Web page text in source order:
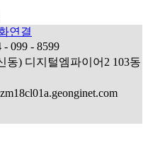
연결
- 099 - 8599
동) 디지털엠파이어2 103동